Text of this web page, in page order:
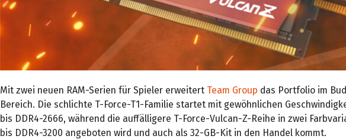
Mit zwei neuen RAM-Serien für Spieler erweitert Team Group das Portfolio im
Bereich. Die schlichte T-Force-T1-Familie startet mit gewöhnlichen
bis DDR4-2666, während die auffälligere T-Force-Vulcan-Z-Reihe in zwei
bis DDR4-3200 angeboten wird und auch als 32-GB-Kit in den Handel kommt.